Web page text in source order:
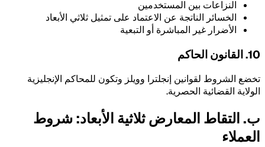
النزاعات بين المستخدمين
الخسائر الناتجة عن الاعتماد على تمثيل ثلاثي الأبعاد
الأضرار غير المباشرة أو التبعية
10. القانون الحاكم
تخضع الشروط لقوانين إنجلترا وويلز وتكون للمحاكم الإنجليزية
الولاية القضائية الحصرية.
ب. التقاط المعارض ثلاثية الأبعاد: شروط
العملاء